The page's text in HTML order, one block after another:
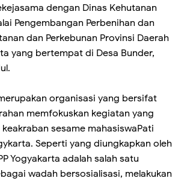
dengan Dinas Kehutanan
Pengembangan Perbenihan dan
dan Perkebunan Provinsi Daerah
yang bertempat di Desa Bunder,
organisasi yang bersifat
memfokuskan kegiatan yang
sesame mahasiswaPati
Seperti yang diungkapkan oleh
Yogyakarta adalah salah satu
wadah bersosialisasi, melakukan